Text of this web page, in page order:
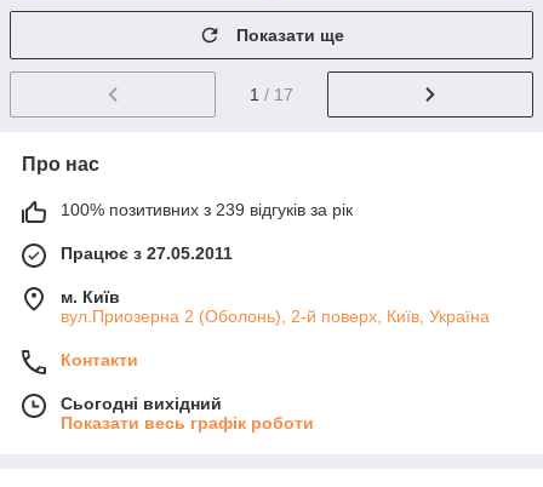
Показати ще
1 / 17
Про нас
100% позитивних з 239 відгуків за рік
Працює з 27.05.2011
м. Київ
вул.Приозерна 2 (Оболонь), 2-й поверх, Київ, Україна
Контакти
Сьогодні вихідний
Показати весь графік роботи